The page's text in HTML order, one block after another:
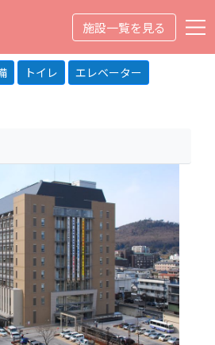
施設一覧を見る
アイコン説明
？
語 English
トイレ
エレベーター